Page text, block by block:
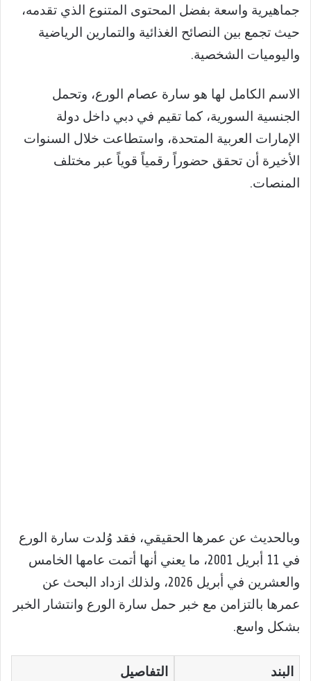
جماهيرية واسعة بفضل المحتوى المتنوع الذي تقدمه،
حيث تجمع بين النصائح الغذائية والتمارين الرياضية
واليوميات الشخصية.
الاسم الكامل لها هو سارة عصام الورع، وتحمل
الجنسية السورية، كما تقيم في دبي داخل دولة
الإمارات العربية المتحدة، واستطاعت خلال السنوات
الأخيرة أن تحقق حضوراً رقمياً قوياً عبر مختلف
المنصات.
وبالحديث عن عمرها الحقيقي، فقد وُلدت سارة الورع
في 11 أبريل 2001، ما يعني أنها أتمت عامها الخامس
والعشرين في أبريل 2026، ولذلك ازداد البحث عن
عمرها بالتزامن مع خبر حمل سارة الورع وانتشار الخبر
بشكل واسع.
البند التفاصيل